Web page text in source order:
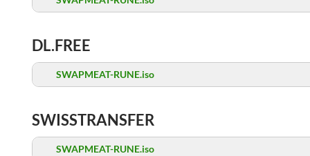
DL.FREE
SWAPMEAT-RUNE.iso
SWISSTRANSFER
SWAPMEAT-RUNE.iso